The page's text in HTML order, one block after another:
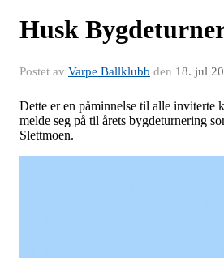
Husk
Postet av Varpe Ballklubb den 18. jul
Dette er en påminnelse til alle inviterte
melde seg på til årets bygdeturnering
Slettmoen.